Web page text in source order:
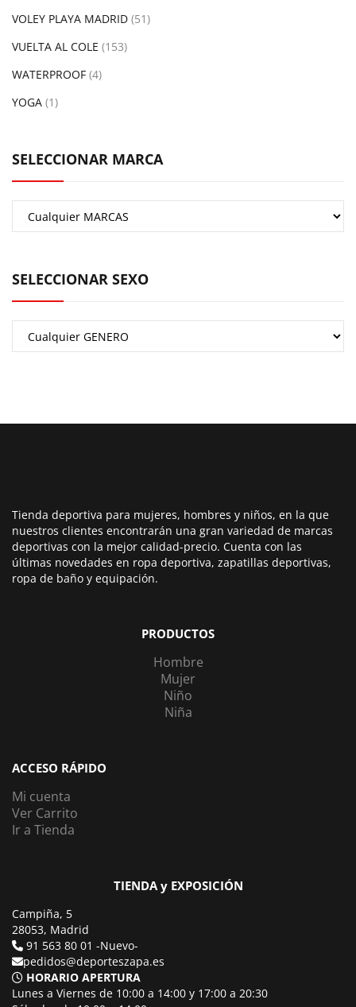
VOLEY PLAYA MADRID (51)
VUELTA AL COLE (153)
WATERPROOF (4)
YOGA (1)
SELECCIONAR MARCA
SELECCIONAR SEXO
Tienda deportiva para mujeres, hombres y niños, en la que
nuestros clientes encontrarán una gran variedad de marcas
deportivas con la mejor calidad-precio. Cuenta con las
últimas novedades en ropa deportiva, zapatillas deportivas,
ropa de baño y equipación.
PRODUCTOS
Hombre
Mujer
Niño
Niña
ACCESO RÁPIDO
Mi cuenta
Ver Carrito
Ir a Tienda
TIENDA y EXPOSICIÓN
Campiña, 5
28053, Madrid
91 563 80 01 -Nuevo-
pedidos@deporteszapa.es
HORARIO APERTURA
Lunes a Viernes de 10:00 a 14:00 y 17:00 a 20:30